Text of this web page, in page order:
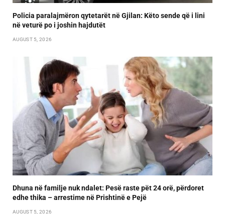
Policia paralajmëron qytetarët në Gjilan: Këto sende që i lini
në veturë po i joshin hajdutët
AUGUST 5, 2026
Dhuna në familje nuk ndalet: Pesë raste pët 24 orë, përdoret
edhe thika – arrestime në Prishtinë e Pejë
AUGUST 5, 2026